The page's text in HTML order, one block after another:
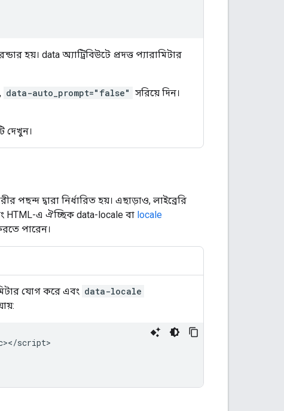
হয়। data অ্যাট্রিবিউটে প্রদত্ত প্যারামিটার
data-auto_prompt="false" সরিয়ে দিন।
দেখুন।
পছন্দ দ্বারা নির্ধারিত হয়। এছাড়াও, লাইব্রেরি
HTML-এ ঐচ্ছিক data-locale বা locale
পারেন।
যোগ করে এবং data-locale
script>